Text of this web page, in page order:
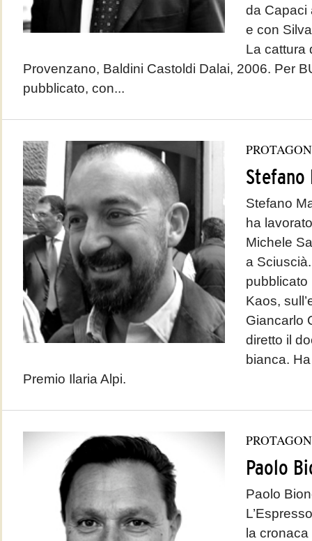
da Capaci
e con
La cattura
Provenzano, Baldini Castoldi Dalai, 2006. Per
pubblicato, con...
Stefano
Stefano
ha
Michele
a
pubblicato
Kaos,
Giancarlo
diretto il
bianca.
Premio Ilaria Alpi.
Paolo
Paolo
la